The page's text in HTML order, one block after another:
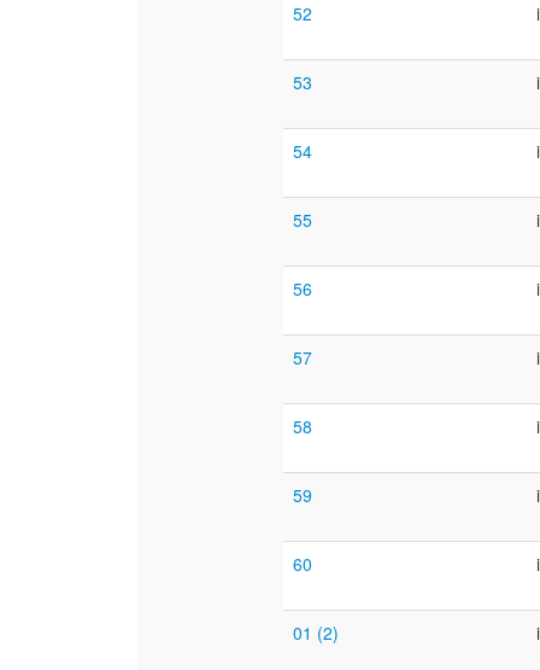
52
53
54
55
56
57
58
59
60
01 (2)